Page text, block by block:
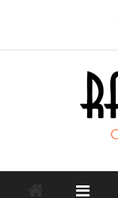
content